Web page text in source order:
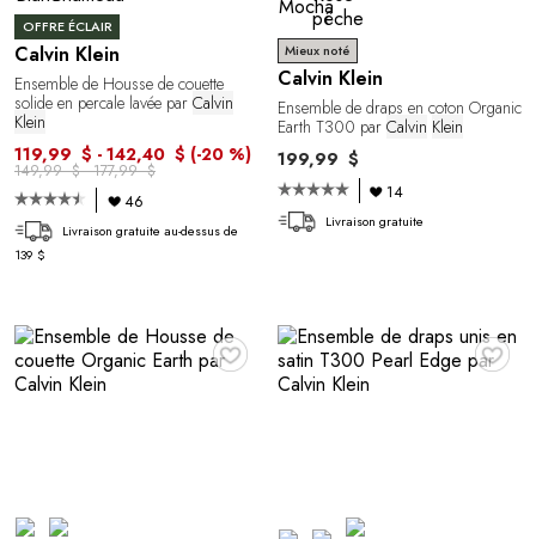
OFFRE ÉCLAIR
Calvin Klein
Ensemble de Housse de couette
solide en percale lavée par Calvin
Klein
119,99 $ - 142,40 $ (-20 %)
149,99 $ - 177,99 $
46
Livraison gratuite au-dessus de
139 $
Mieux noté
Calvin Klein
Ensemble de draps en coton Organic
Earth T300 par Calvin Klein
199,99 $
14
Livraison gratuite
♥ ♥